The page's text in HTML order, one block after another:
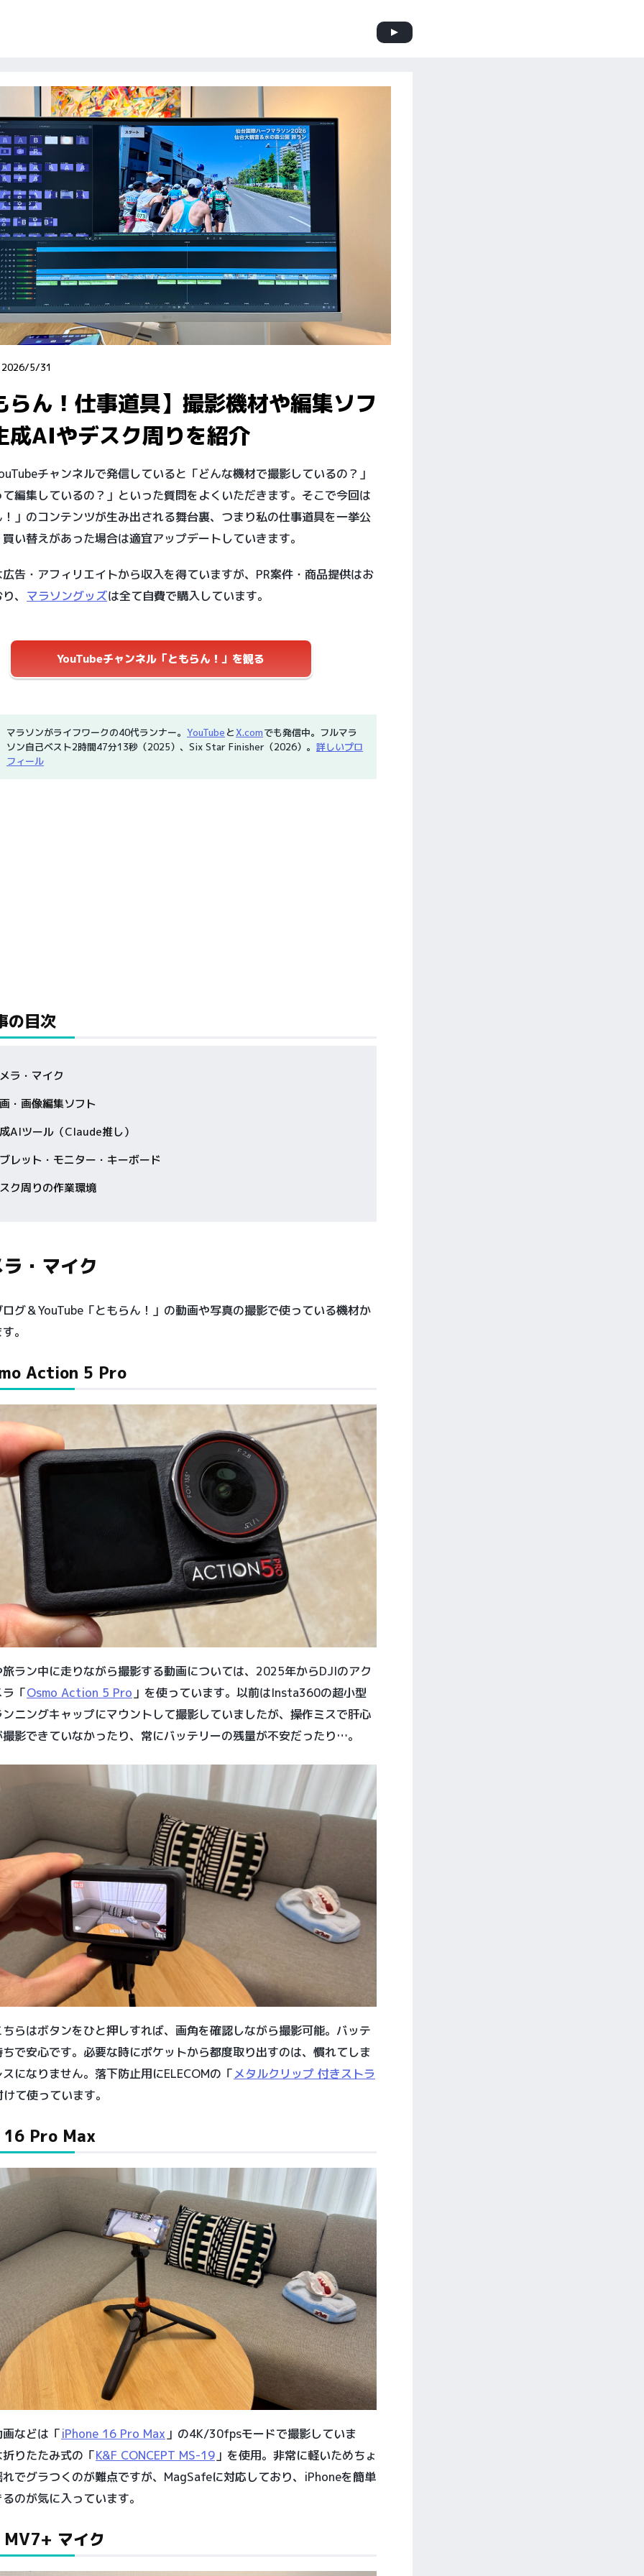
2026/5/31
らん！仕事道具】撮影機材や編集ソフ
成AIやデスク周りを紹介
チャンネルで発信していると「どんな機材で撮影しているの？」
編集しているの？」といった質問をよくいただきます。そこで今回は
」のコンテンツが生み出される舞台裏、つまり私の仕事道具を一挙公
い替えがあった場合は適宜アップデートしていきます。
告・アフィリエイトから収入を得ていますが、PR案件・商品提供はお
、 マラソングッズは全て自費で購入しています。
YouTubeチャンネル「ともらん！」を観る
マラソンがライフワークの40代ランナー。 YouTube とX.comでも発信中。フルマラ
ソン自己ベスト2時間47分13秒（2025）、Six Star Finisher（2026）。 詳しいプロ
フィール
の目次
ラ・マイク
・画像編集ソフト
AIツール（Claude推し）
レット・モニター・キーボード
ク周りの作業環境
・マイク
グ＆YouTube「ともらん！」の動画や写真の撮影で使っている機材か
。
Action 5 Pro
ラン中に走りながら撮影する動画については、2025年からDJIのアク
「Osmo Action 5 Pro 」を使っています。以前はInsta360の超小型
ニングキャップにマウントして撮影していましたが、操作ミスで肝心
影できていなかったり、常にバッテリーの残量が不安だったり…。
らはボタンをひと押しすれば、画角を確認しながら撮影可能。バッテ
で安心です。必要な時にポケットから都度取り出すのは、慣れてしま
になりません。落下防止用にELECOMの「メタルクリップ 付きストラ
て使っています。
16 Pro Max
などは「iPhone 16 Pro Max 」の4K/30fpsモードで撮影していま
りたたみ式の「K&F CONCEPT MS-19 」を使用。非常に軽いためちょ
でグラつくのが難点ですが、MagSafeに対応しており、iPhoneを簡単
のが気に入っています。
MV7+ マイク